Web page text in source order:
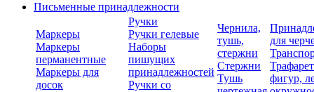
Письменные принадлежности
Маркеры
Маркеры
перманентные
Маркеры для
досок
Ручки
Ручки гелевые
Наборы
пишущих
принадлежностей
Ручки со
Чернила,
тушь,
стержни
Стержни
Тушь
для
фигур,